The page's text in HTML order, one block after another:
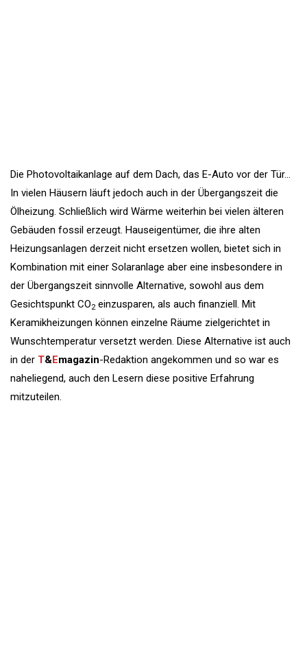
Die Photovoltaikanlage auf dem Dach, das E-Auto vor der Tür…
In vielen Häusern läuft jedoch auch in der Übergangszeit die
Ölheizung. Schließlich wird Wärme weiterhin bei vielen älteren
Gebäuden fossil erzeugt. Hauseigentümer, die ihre alten
Heizungsanlagen derzeit nicht ersetzen wollen, bietet sich in
Kombination mit einer Solaranlage aber eine insbesondere in
der Übergangszeit sinnvolle Alternative, sowohl aus dem
Gesichtspunkt CO2 einzusparen, als auch finanziell. Mit
Keramikheizungen können einzelne Räume zielgerichtet in
Wunschtemperatur versetzt werden. Diese Alternative ist auch
in der T&Emagazin-Redaktion angekommen und so war es
naheliegend, auch den Lesern diese positive Erfahrung
mitzuteilen.